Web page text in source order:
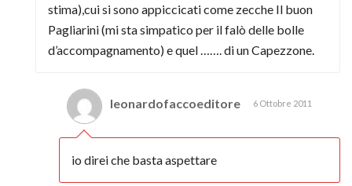
stima),cui si sono appiccicati come zecche Il buon
Pagliarini (mi sta simpatico per il falò delle bolle
d’accompagnamento) e quel ……. di un Capezzone.
leonardofaccoeditore 6 Ottobre 2011
io direi che basta aspettare